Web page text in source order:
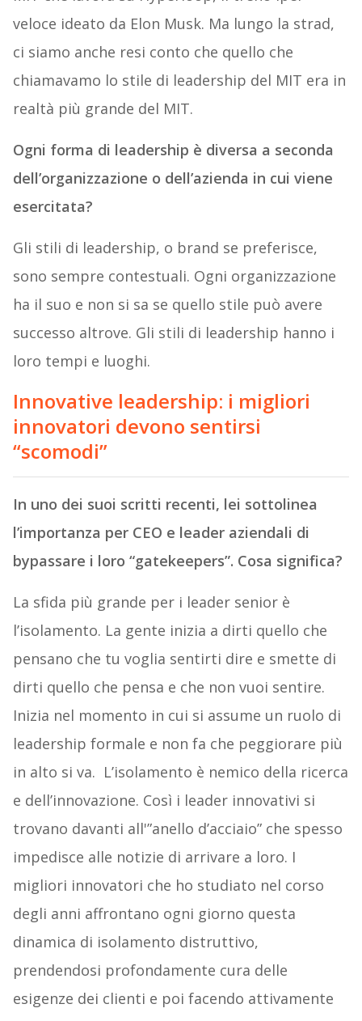
veloce ideato da Elon Musk. Ma lungo la strad,
ci siamo anche resi conto che quello che
chiamavamo lo stile di leadership del MIT era in
realtà più grande del MIT.
Ogni forma di leadership è diversa a seconda
dell’organizzazione o dell’azienda in cui viene
esercitata?
Gli stili di leadership, o brand se preferisce,
sono sempre contestuali. Ogni organizzazione
ha il suo e non si sa se quello stile può avere
successo altrove. Gli stili di leadership hanno i
loro tempi e luoghi.
Innovative leadership: i migliori
innovatori devono sentirsi
“scomodi”
In uno dei suoi scritti recenti, lei sottolinea
l’importanza per CEO e leader aziendali di
bypassare i loro “gatekeepers”. Cosa significa?
La sfida più grande per i leader senior è
l’isolamento. La gente inizia a dirti quello che
pensano che tu voglia sentirti dire e smette di
dirti quello che pensa e che non vuoi sentire.
Inizia nel momento in cui si assume un ruolo di
leadership formale e non fa che peggiorare più
in alto si va. L’isolamento è nemico della ricerca
e dell’innovazione. Così i leader innovativi si
trovano davanti all'”anello d’acciaio” che spesso
impedisce alle notizie di arrivare a loro. I
migliori innovatori che ho studiato nel corso
degli anni affrontano ogni giorno questa
dinamica di isolamento distruttivo,
prendendosi profondamente cura delle
esigenze dei clienti e poi facendo attivamente